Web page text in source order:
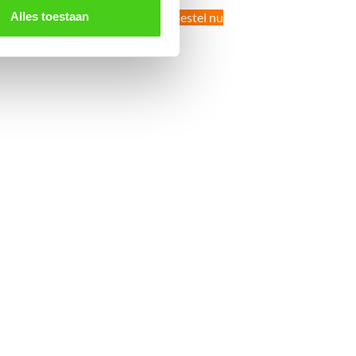
Alles toestaan
Bestel nu Bestel nu